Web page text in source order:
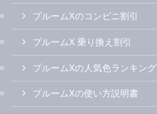
プルームXのコンビニ割引
プルームX 乗り換え割引
プルームXの人気色ランキング
プルームXの使い方説明書